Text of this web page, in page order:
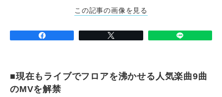
この記事の画像を見る
■現在もライブでフロアを沸かせる人気楽曲9曲
のMVを解禁